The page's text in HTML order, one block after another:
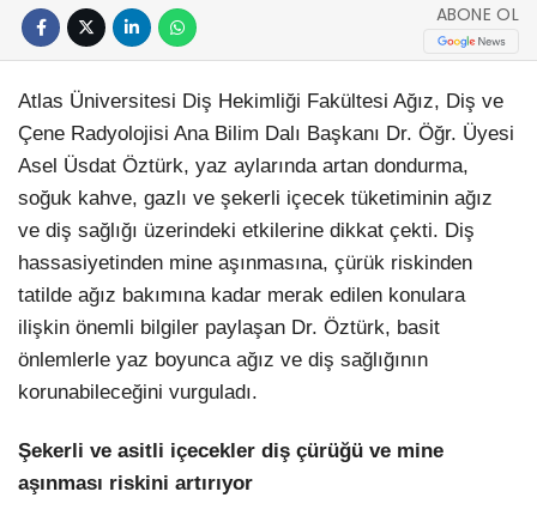
ABONE OL
Atlas Üniversitesi Diş Hekimliği Fakültesi Ağız, Diş ve
Çene Radyolojisi Ana Bilim Dalı Başkanı Dr. Öğr. Üyesi
Asel Üsdat Öztürk, yaz aylarında artan dondurma,
soğuk kahve, gazlı ve şekerli içecek tüketiminin ağız
ve diş sağlığı üzerindeki etkilerine dikkat çekti. Diş
hassasiyetinden mine aşınmasına, çürük riskinden
tatilde ağız bakımına kadar merak edilen konulara
ilişkin önemli bilgiler paylaşan Dr. Öztürk, basit
önlemlerle yaz boyunca ağız ve diş sağlığının
korunabileceğini vurguladı.
Şekerli ve asitli içecekler diş çürüğü ve mine
aşınması riskini artırıyor